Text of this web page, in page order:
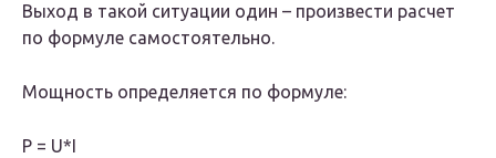
Выход в такой ситуации один – произвести расчет
по формуле самостоятельно.
Мощность определяется по формуле:
P = U*I